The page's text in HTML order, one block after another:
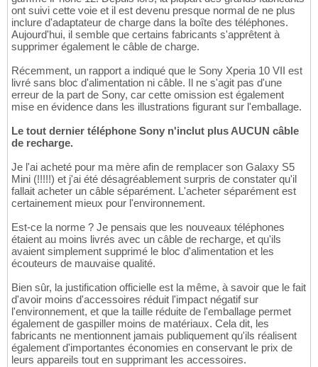
ont suivi cette voie et il est devenu presque normal de ne plus
inclure d'adaptateur de charge dans la boîte des téléphones.
Aujourd'hui, il semble que certains fabricants s'apprêtent à
supprimer également le câble de charge.
Récemment, un rapport a indiqué que le Sony Xperia 10 VII est
livré sans bloc d'alimentation ni câble. Il ne s'agit pas d'une
erreur de la part de Sony, car cette omission est également
mise en évidence dans les illustrations figurant sur l'emballage.
Le tout dernier téléphone Sony n'inclut plus AUCUN câble
de recharge.
Je l'ai acheté pour ma mère afin de remplacer son Galaxy S5
Mini (!!!!!) et j'ai été désagréablement surpris de constater qu'il
fallait acheter un câble séparément. L'acheter séparément est
certainement mieux pour l'environnement.
Est-ce la norme ? Je pensais que les nouveaux téléphones
étaient au moins livrés avec un câble de recharge, et qu'ils
avaient simplement supprimé le bloc d'alimentation et les
écouteurs de mauvaise qualité.
Bien sûr, la justification officielle est la même, à savoir que le fait
d'avoir moins d'accessoires réduit l'impact négatif sur
l'environnement, et que la taille réduite de l'emballage permet
également de gaspiller moins de matériaux. Cela dit, les
fabricants ne mentionnent jamais publiquement qu'ils réalisent
également d'importantes économies en conservant le prix de
leurs appareils tout en supprimant les accessoires.